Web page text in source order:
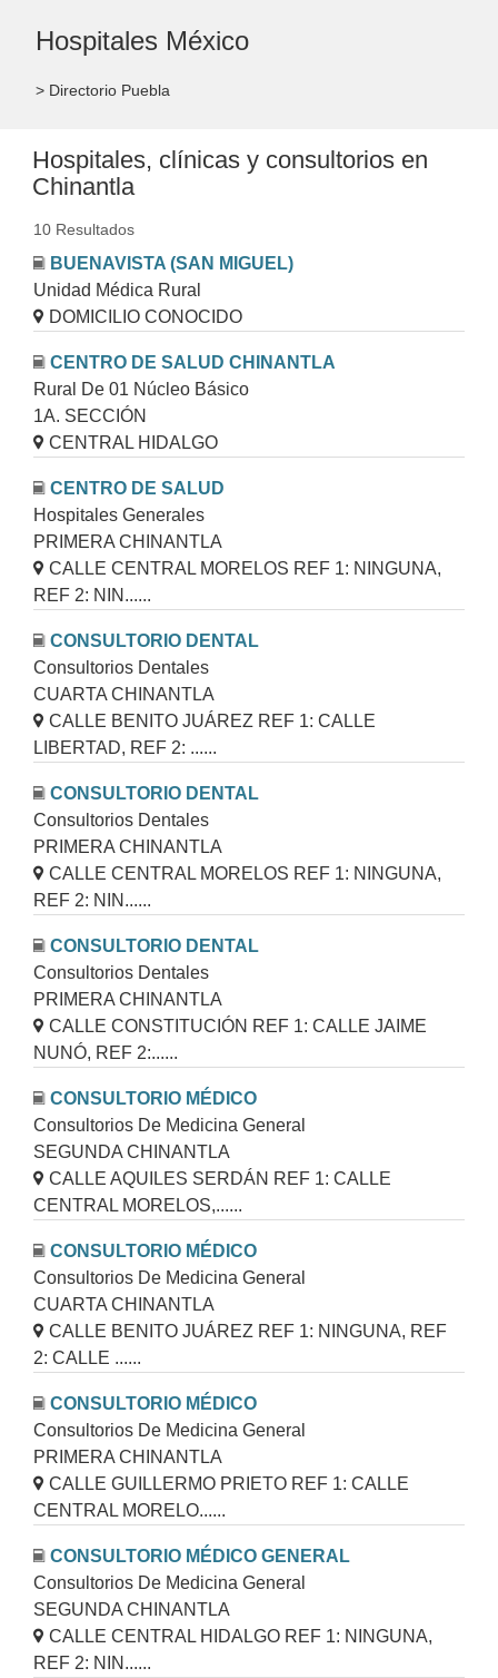
Hospitales México
> Directorio Puebla
Hospitales, clínicas y consultorios en
Chinantla
10 Resultados
BUENAVISTA (SAN MIGUEL)
Unidad Médica Rural
DOMICILIO CONOCIDO
CENTRO DE SALUD CHINANTLA
Rural De 01 Núcleo Básico
1A. SECCIÓN
CENTRAL HIDALGO
CENTRO DE SALUD
Hospitales Generales
PRIMERA CHINANTLA
CALLE CENTRAL MORELOS REF 1: NINGUNA,
REF 2: NIN......
CONSULTORIO DENTAL
Consultorios Dentales
CUARTA CHINANTLA
CALLE BENITO JUÁREZ REF 1: CALLE
LIBERTAD, REF 2: ......
CONSULTORIO DENTAL
Consultorios Dentales
PRIMERA CHINANTLA
CALLE CENTRAL MORELOS REF 1: NINGUNA,
REF 2: NIN......
CONSULTORIO DENTAL
Consultorios Dentales
PRIMERA CHINANTLA
CALLE CONSTITUCIÓN REF 1: CALLE JAIME
NUNÓ, REF 2:......
CONSULTORIO MÉDICO
Consultorios De Medicina General
SEGUNDA CHINANTLA
CALLE AQUILES SERDÁN REF 1: CALLE
CENTRAL MORELOS,......
CONSULTORIO MÉDICO
Consultorios De Medicina General
CUARTA CHINANTLA
CALLE BENITO JUÁREZ REF 1: NINGUNA, REF
2: CALLE ......
CONSULTORIO MÉDICO
Consultorios De Medicina General
PRIMERA CHINANTLA
CALLE GUILLERMO PRIETO REF 1: CALLE
CENTRAL MORELO......
CONSULTORIO MÉDICO GENERAL
Consultorios De Medicina General
SEGUNDA CHINANTLA
CALLE CENTRAL HIDALGO REF 1: NINGUNA,
REF 2: NIN......